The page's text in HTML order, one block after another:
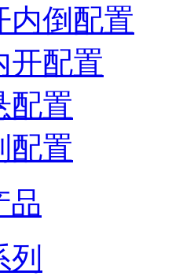
内倒配置
开配置
配置
配置
品